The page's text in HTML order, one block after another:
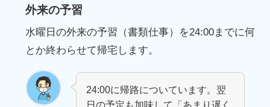
外来の予習
水曜日の外来の予習（書類仕事）を24:00までに何
とか終わらせて帰宅します。
24:00に帰路についています。翌
日の予定も加味して「あまり遅く